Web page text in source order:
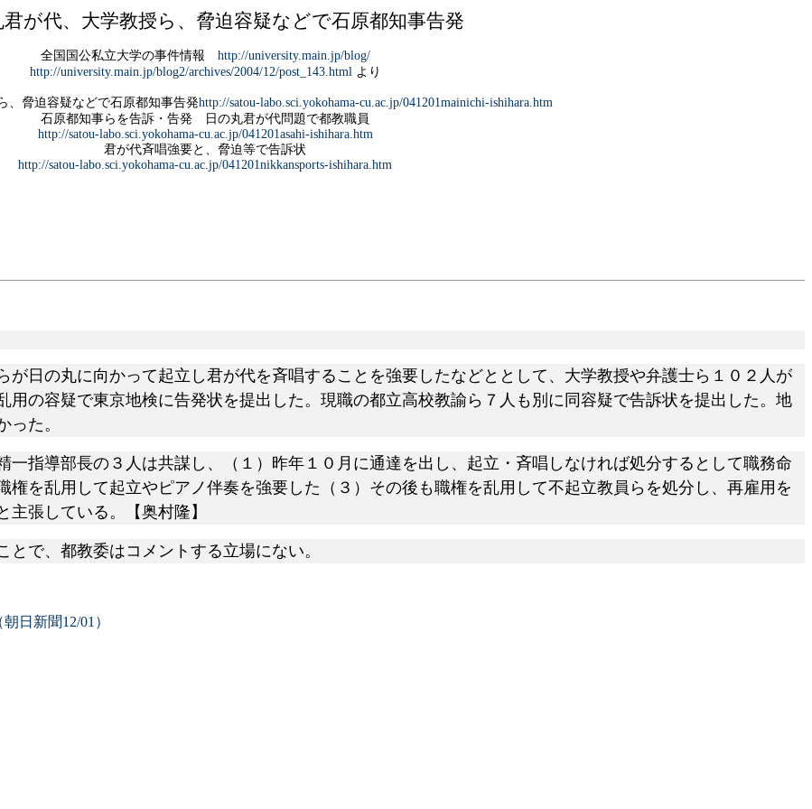
君が代、大学教授ら、脅迫容疑などで石原都知事告発
全国国公私立大学の事件情報 http://university.main.jp/blog/
http://university.main.jp/blog2/archives/2004/12/post_143.html より
、脅迫容疑などで石原都知事告発http://satou-labo.sci.yokohama-cu.ac.jp/041201mainichi-ishihara.htm
石原都知事らを告訴・告発 日の丸君が代問題で都教職員
http://satou-labo.sci.yokohama-cu.ac.jp/041201asahi-ishihara.htm
君が代斉唱強要と、脅迫等で告訴状
http://satou-labo.sci.yokohama-cu.ac.jp/041201nikkansports-ishihara.htm
日の丸に向かって起立し君が代を斉唱することを強要したなどととして、大学教授や弁護士ら１０２人が
用の容疑で東京地検に告発状を提出した。現職の都立高校教諭ら７人も別に同容疑で告訴状を提出した。地
た。
指導部長の３人は共謀し、（１）昨年１０月に通達を出し、起立・斉唱しなければ処分するとして職務命
を乱用して起立やピアノ伴奏を強要した（３）その後も職権を乱用して不起立教員らを処分し、再雇用を
張している。【奥村隆】
で、都教委はコメントする立場にない。
日新聞12/01）